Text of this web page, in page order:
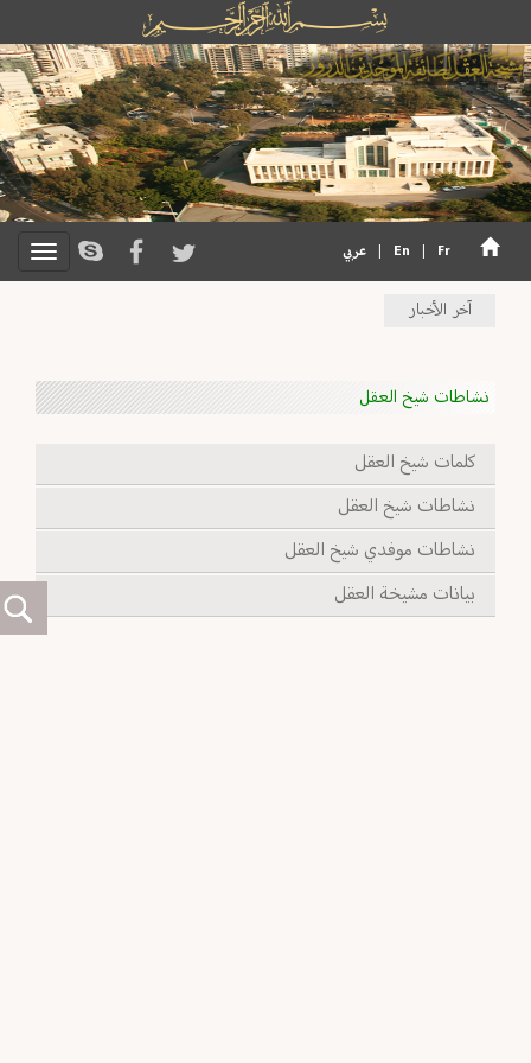
En Fr عربي
آخر الأخبار
نشاطات شيخ العقل
كلمات شيخ العقل
نشاطات شيخ العقل
نشاطات موفدي شيخ العقل
بيانات مشيخة العقل